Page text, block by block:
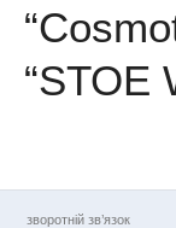
“STOE
зворотній зв’язок